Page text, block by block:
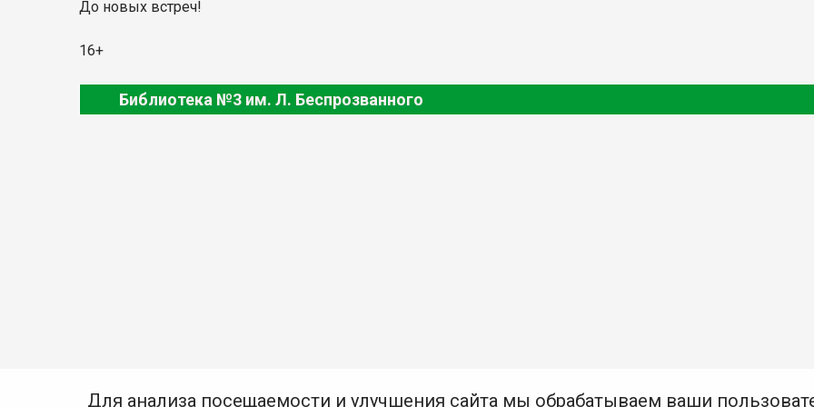
До новых встреч!
16+
Библиотека №3 им. Л. Беспрозванного
Для анализа посещаемости и улучшения сайта мы обрабатываем ваши